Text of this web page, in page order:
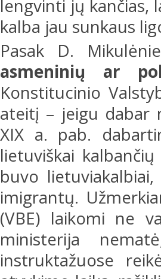
lengvinti jų kančias,
kalba jau sunkaus
Pasak D.
asmeninių ar
Konstitucinio
ateitį – jeigu dabar
XIX a. pab.
lietuviškai
buvo
imigrantų.
(VBE) laikomi ne
ministerija
instruktažuose